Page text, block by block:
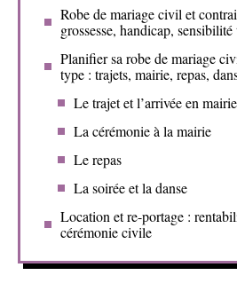
Robe de mariage civil et
grossesse, handicap,
Planifier sa robe de mariage
type : trajets, mairie, repas,
Le trajet et l’arrivée en mairie
La cérémonie à la mairie
Le repas
La soirée et la danse
Location et re-portage :
cérémonie civile